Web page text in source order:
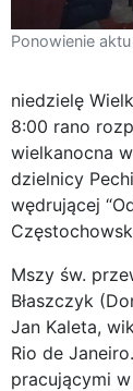
Ponowienie
niedzielę
8:00 rano
wielkanocna
dzielnicy
wędrującej
Mszy św.
Błaszczyk
Jan Kaleta,
Rio de
pracującymi